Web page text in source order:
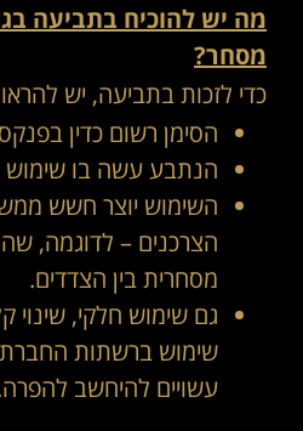
מה יש להוכיח בתביעה
מסחר?
כדי לזכות בתביעה, יש
הסימן רשום כדין
הנתבע עשה בו שימוש
השימוש יוצר חשש
הצרכנים – לדוגמה,
מסחרית בין הצדדים.
גם שימוש חלקי, שינוי
שימוש ברשתות
עשויים להיחשב